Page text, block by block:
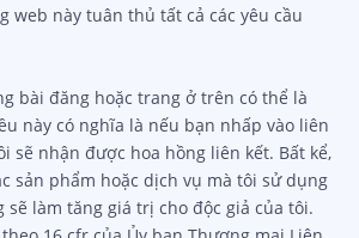
web này tuân thủ tất cả các yêu cầu
bài đăng hoặc trang ở trên có thể là
này có nghĩa là nếu bạn nhấp vào liên
sẽ nhận được hoa hồng liên kết. Bất kể,
sản phẩm hoặc dịch vụ mà tôi sử dụng
sẽ làm tăng giá trị cho độc giả của tôi.